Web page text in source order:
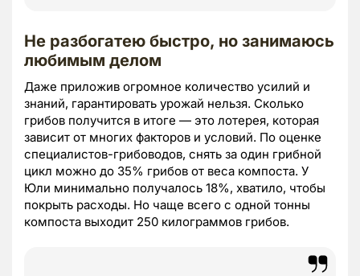
Не разбогатею быстро, но занимаюсь
любимым делом
Даже приложив огромное количество усилий и
знаний, гарантировать урожай нельзя. Сколько
грибов получится в итоге — это лотерея, которая
зависит от многих факторов и условий. По оценке
специалистов-грибоводов, снять за один грибной
цикл можно до 35% грибов от веса компоста. У
Юли минимально получалось 18%, хватило, чтобы
покрыть расходы. Но чаще всего с одной тонны
компоста выходит 250 килограммов грибов.